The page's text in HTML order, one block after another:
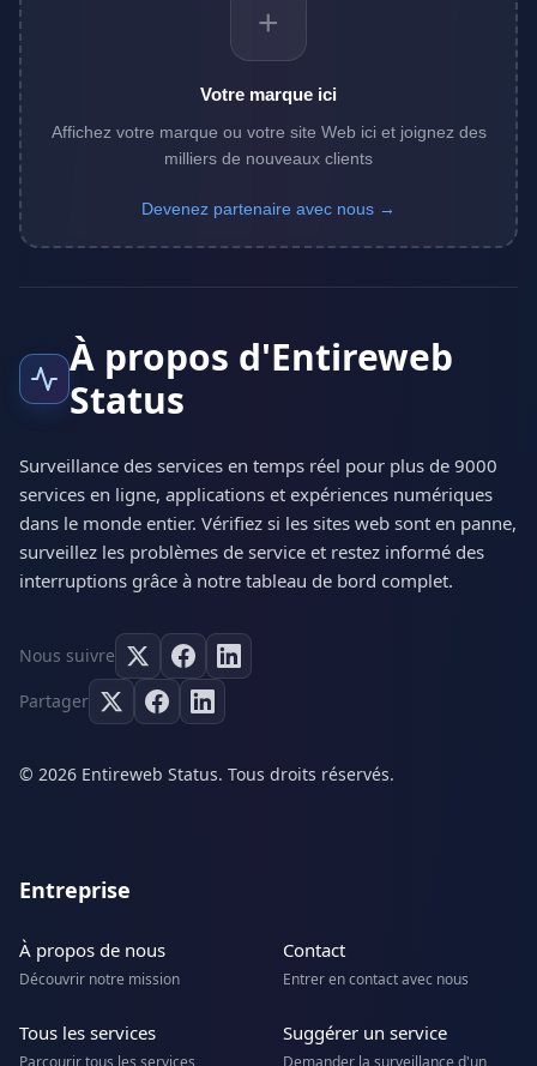
+
Votre marque ici
Affichez votre marque ou votre site Web ici et joignez des
milliers de nouveaux clients
Devenez partenaire avec nous →
À propos d'Entireweb
Status
Surveillance des services en temps réel pour plus de 9000
services en ligne, applications et expériences numériques
dans le monde entier. Vérifiez si les sites web sont en panne,
surveillez les problèmes de service et restez informé des
interruptions grâce à notre tableau de bord complet.
Nous suivre
Partager
© 2026 Entireweb Status. Tous droits réservés.
Entreprise
À propos de nous
Découvrir notre mission
Contact
Entrer en contact avec nous
Tous les services
Parcourir tous les services
Suggérer un service
Demander la surveillance d'un